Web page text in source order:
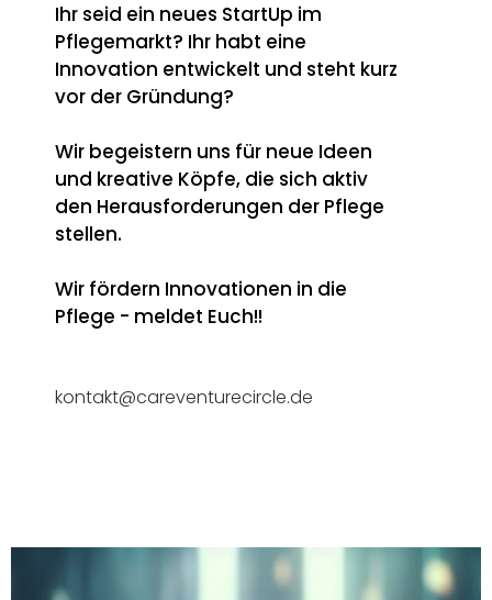
Ihr seid ein neues StartUp im
Pflegemarkt? Ihr habt eine
Innovation entwickelt und steht kurz
vor der Gründung?
Wir begeistern uns für neue Ideen
und kreative Köpfe, die sich aktiv
den Herausforderungen der Pflege
stellen.
Wir fördern Innovationen in die
Pflege - meldet Euch!!
kontakt@careventurecircle.de